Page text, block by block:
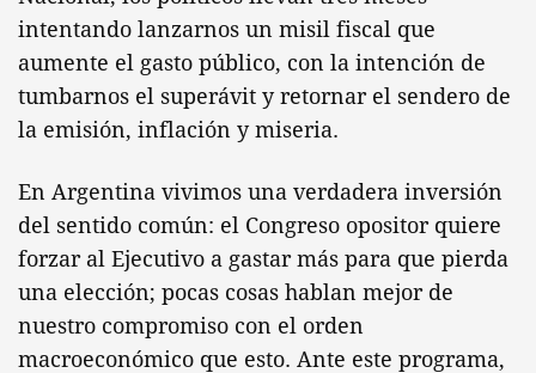
intentando lanzarnos un misil fiscal que
aumente el gasto público, con la intención de
tumbarnos el superávit y retornar el sendero de
la emisión, inflación y miseria.
En Argentina vivimos una verdadera inversión
del sentido común: el Congreso opositor quiere
forzar al Ejecutivo a gastar más para que pierda
una elección; pocas cosas hablan mejor de
nuestro compromiso con el orden
macroeconómico que esto. Ante este programa,